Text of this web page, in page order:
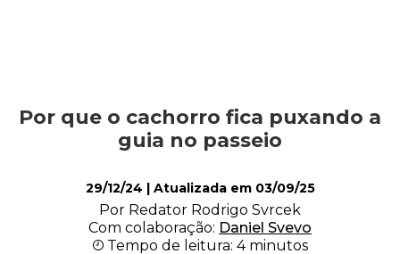
Alimentação
Curiosidades
Por que o cachorro fica puxando a
guia no passeio
29/12/24 | Atualizada em 03/09/25
Por Redator Rodrigo Svrcek
Com colaboração: Daniel Svevo
Tempo de leitura: 4 minutos